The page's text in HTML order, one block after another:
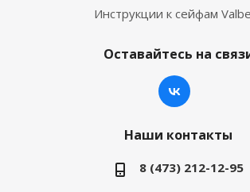
Инструкции к сейфам
Оставайтесь на
Наши контакты
8 (473) 212-12-95